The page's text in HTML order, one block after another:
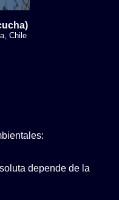
Chile
depende de la